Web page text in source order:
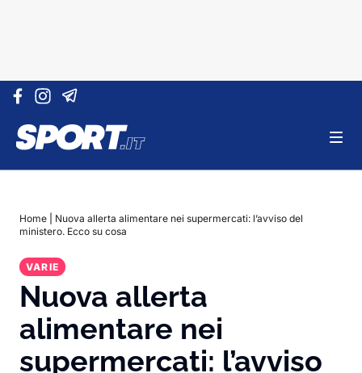
Vai al contenuto
Home
Nuova allerta alimentare nei supermercati: l’avviso del
ministero. Ecco su cosa
VARIE
Nuova allerta
alimentare nei
supermercati: l’avviso